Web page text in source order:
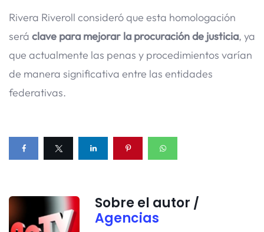
Rivera Riveroll consideró que esta homologación
será clave para mejorar la procuración de justicia, ya
que actualmente las penas y procedimientos varían
de manera significativa entre las entidades
federativas.
Sobre el autor /
Agencias